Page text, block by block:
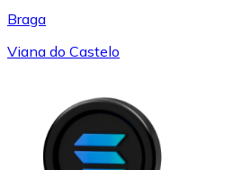
Braga
Viana do Castelo